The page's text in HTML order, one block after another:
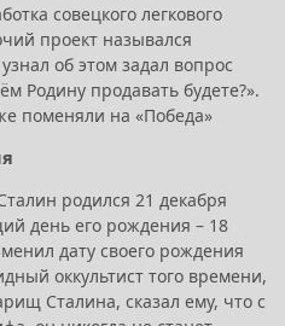
совецкого легкового
проект назывался
об этом задал вопрос
Родину продавать будете?».
поменяли на «Победа»
родился 21 декабря
день его рождения – 18
дату своего рождения
оккультист того времени,
Сталина, сказал ему, что с